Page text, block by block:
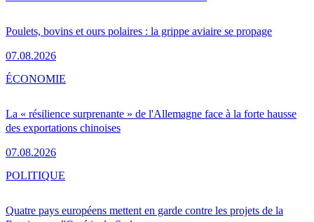
Poulets, bovins et ours polaires : la grippe aviaire se propage
07.08.2026
La « résilience surprenante » de l'Allemagne face à la forte hausse
des exportations chinoises
07.08.2026
ÉCONOMIE
Quatre pays européens mettent en garde contre les projets de la
POLITIQUE